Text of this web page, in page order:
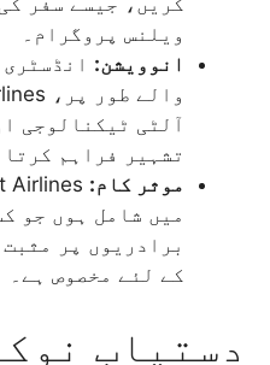
ویلنس پروگرام۔
انوویشن:
آلٹی ٹیکنالوجی
تشہیر فراہم کرتا
موثر کام:
میں شامل ہوں جو
برادریوں پر
کے لئے مخصوص ہے۔
دستیاب